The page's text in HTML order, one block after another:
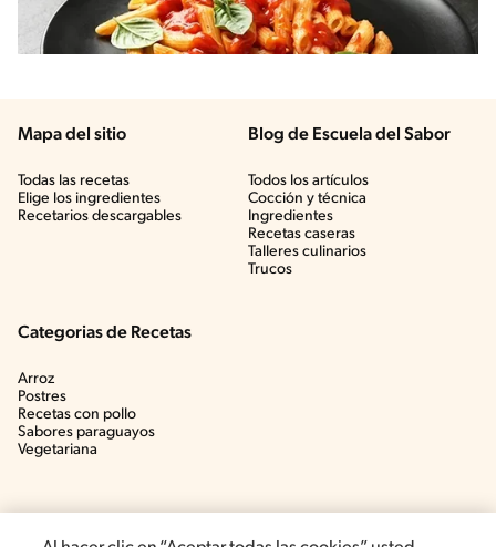
Mapa del sitio
Todas las recetas
Elige los ingredientes
Recetarios descargables
Blog de Escuela del Sabor
Todos los artículos
Cocción y técnica
Ingredientes
Recetas caseras
Talleres culinarios
Trucos
Categorias de Recetas
Arroz
Postres
Recetas con pollo
Sabores paraguayos
Vegetariana